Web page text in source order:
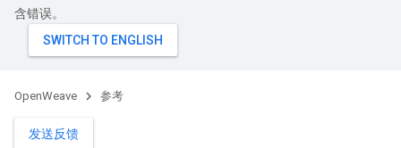
含错误。
OpenWeave 参考
发送反馈